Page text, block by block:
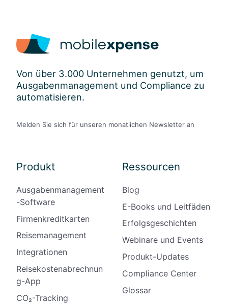
Von über 3.000 Unternehmen genutzt, um
Ausgabenmanagement und Compliance zu
automatisieren.
Melden Sie sich für unseren monatlichen Newsletter an
Produkt
Ausgabenmanagement
-Software
Firmenkreditkarten
Reisemanagement
Integrationen
Reisekostenabrechnun
g-App
CO₂-Tracking
Ressourcen
Blog
E-Books und Leitfäden
Erfolgsgeschichten
Webinare und Events
Produkt-Updates
Compliance Center
Glossar